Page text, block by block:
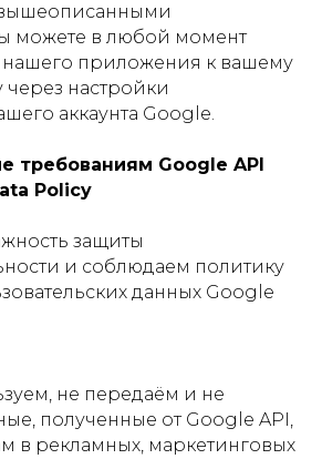
вышеописанными
можете в любой момент
нашего приложения к вашему
через настройки
аккаунта Google.
требованиям Google API
Policy
защиты
и соблюдаем политику
данных Google
не передаём и не
полученные от Google API,
в рекламных, маркетинговых